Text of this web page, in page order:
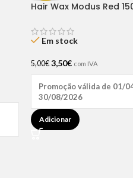
Hair Wax Modus Red
Em stock
5,00€ 3,50€ com IVA
Promoção válida de 01/
30/08/2026
Adicionar